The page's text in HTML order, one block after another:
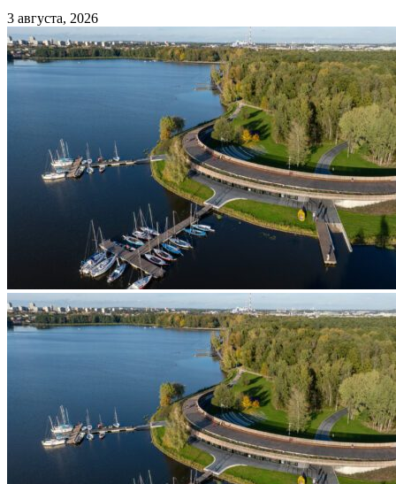
3 августа, 2026